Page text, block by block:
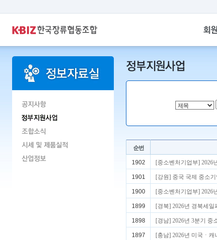
순번
1902 [중소벤처기업부] 2026
1901 [강원] 중국 국제 중소
1900 [중소벤처기업부] 2026
1899 [경북] 2026년 경북세
1898 [경남] 2026년 3분기 중
1897 [충남] 2026년 미국ㆍ